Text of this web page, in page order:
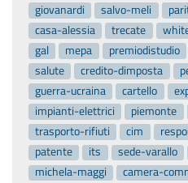
giovanardi
salvo-meli
casa-alessia
trecate
gal
mepa premiodistudio
salute
credito-dimposta
guerra-ucraina
cartello
impianti-elettrici
piemonte
trasporto-rifiuti
cim
patente
its sede-varallo
michela-maggi
camera-